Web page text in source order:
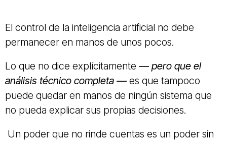
El control de la inteligencia artificial no debe
permanecer en manos de unos pocos.
Lo que no dice explícitamente — pero que el
análisis técnico completa — es que tampoco
puede quedar en manos de ningún sistema que
no pueda explicar sus propias decisiones.
Un poder que no rinde cuentas es un poder sin